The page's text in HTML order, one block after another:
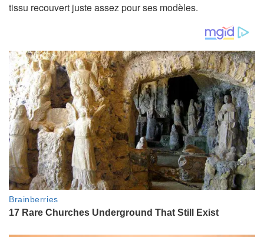
tissu recouvert juste assez pour ses modèles.